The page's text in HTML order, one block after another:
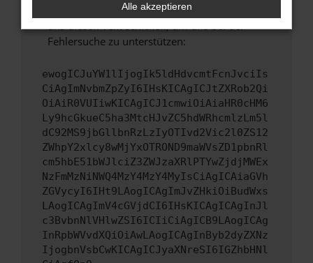
versuchen, das Problem zu beheben. Du kannst
uns diesen Text schicken, um uns bei der
Fehlersuche zu unterstützen:
ewogICJuYW1lIjogIk5ldHdvcmtFcnJvciIs
CiAgImNvbmZpZyI6IHsKICAgICJtZXRob2Qi
OiAiR0VUIiwKICAgICJ1cmwiOiAiaHR0cHM6
Ly9hcGkueC5ha3MtcHJvZC5hdWRhcmlzLm5l
dC92MS9jbGllbnRzLzIyOTIvd2Vic2l0ZS12
ZWhpY2xlcy8wMjYxOTROND9maWVsZD1pbnRl
cm5hbE51bWJlciZ3ZWJzaXRlPTYwZjdjMWEx
NzFmMzNiNWQ4MzY4MzY4MyIsCiAgICAiaGVh
ZGVycyI6IHt9LAogICAgImJvZHkiOiBudWxs
LAogICAgImV4cGVjdCI6IHsKICAgICAgInJl
c3BvbnNlVHlwZSI6ICIiCiAgICB9LAogICAg
InRpbWVvdXQiOiAwLAogICAgInByb2dyZXNz
IjogbnVsbCwKICAgICJyaXNreSI6IGZhbHNl
Alle akzeptieren